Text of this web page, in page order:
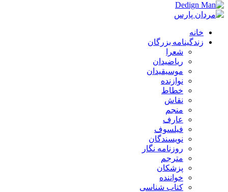
خانه
زندگینامه بزرگان
شعرا
ریاضیدان
موسیقیدان
نوازنده
خطاط
نقاش
منجم
عارف
فیلسوف
نویسندگان
روزنامه نگار
مترجم
پزشکان
خواننده
کتاب شناسی